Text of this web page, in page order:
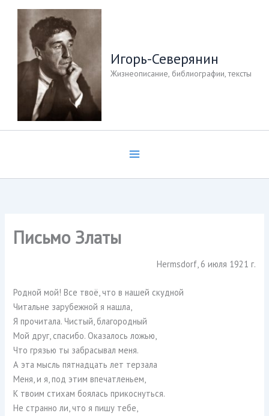
Перейти
содержимому
Игорь-Северянин
Жизнеописание, библиографии, тексты
Письмо Златы
Hermsdorf, 6 июля 1921 г.
Родной мой! Все твоё, что в нашей скудной
Читальне зарубежной я нашла,
Я прочитала. Чистый, благородный
Мой друг, спасибо. Оказалось ложью,
Что грязью ты забрасывал меня.
А эта мысль пятнадцать лет терзала
Меня, и я, под этим впечатленьем,
К твоим стихам боялась прикоснуться.
Не странно ли, что я пишу тебе,